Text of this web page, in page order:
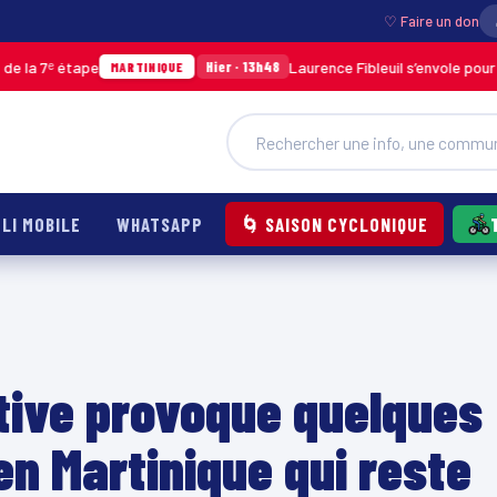
♡ Faire un don
MARTINIQUE Hier · 13h48 Laurence Fibleuil s’envole pour
MOBILE WHATSAPP 🌀 SAISON CYCLONIQUE
provoque quelques
Martinique qui reste